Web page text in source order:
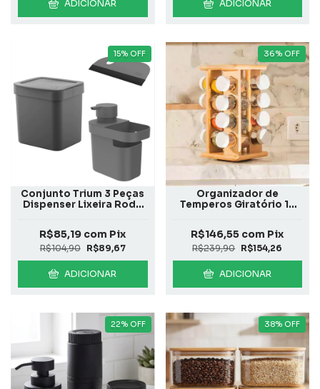
ADICIONAR ADICIONAR
15% OFF
Conjunto Trium 3 Peças
Dispenser Lixeira Rodo
R$104,90 R$89,67
R$85,19 com Pix
ADICIONAR
36% OFF
Organizador de
Temperos Giratório 17
R$239,90 R$154,26
R$146,55 com Pix
ADICIONAR
22% OFF 38% OFF